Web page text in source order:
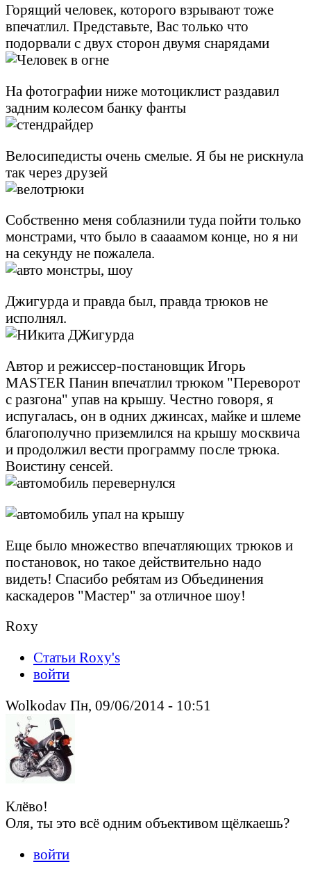
Горящий человек, которого взрывают тоже
впечатлил. Представьте, Вас только что
подорвали с двух сторон двумя снарядами
На фотографии ниже мотоциклист раздавил
задним колесом банку фанты
Велосипедисты очень смелые. Я бы не рискнула
так через друзей
Собственно меня соблазнили туда пойти только
монстрами, что было в саааамом конце, но я ни
на секунду не пожалела.
Джигурда и правда был, правда трюков не
исполнял.
Автор и режиссер-постановщик Игорь
MASTER Панин впечатлил трюком "Переворот
с разгона" упав на крышу. Честно говоря, я
испугалась, он в одних джинсах, майке и шлеме
благополучно приземлился на крышу москвича
и продолжил вести программу после трюка.
Воистину сенсей.
Еще было множество впечатляющих трюков и
постановок, но такое действительно надо
видеть! Спасибо ребятам из Объединения
каскадеров "Мастер" за отличное шоу!
Roxy
Статьи Roxy's
войти
Wolkodav Пн, 09/06/2014 - 10:51
Клёво!
Оля, ты это всё одним объективом щёлкаешь?
войти